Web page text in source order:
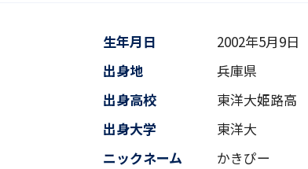
生年月日
2002年5月9日
出身地
兵庫県
出身高校
東洋大姫路高
出身大学
東洋大
ニックネーム
かきぴー